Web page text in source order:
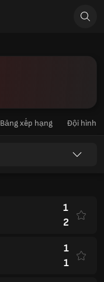
Bảng xếp hạng Đội hình
1
2
1
1